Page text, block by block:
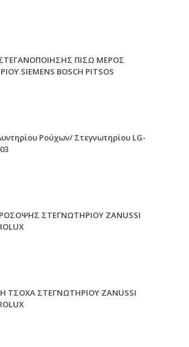
ΠΙΣΩ ΜΕΡΟΣ
SIEMENS BOSCH PITSOS
Ρούχων/ Στεγνωτηρίου LG-
ΣΤΕΓΝΩΤΗΡΙΟΥ ZANUSSI
ΤΣΟΧΑ ΣΤΕΓΝΩΤΗΡΙΟΥ ZANUSSI